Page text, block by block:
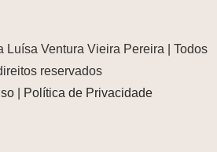
Luísa Ventura Vieira Pereira | Todos
reservados
| Política de Privacidade